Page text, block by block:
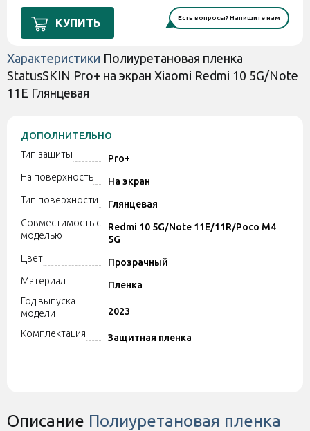
КУПИТЬ Есть вопросы? Напишите нам
Характеристики Полиуретановая пленка
StatusSKIN Pro+ на экран Xiaomi Redmi 10 5G/Note
11E Глянцевая
ДОПОЛНИТЕЛЬНО
Тип защиты
Pro+
На поверхность
На экран
Тип поверхности
Глянцевая
Совместимость с
моделью
Redmi 10 5G/Note 11E/11R/Poco M4
5G
Цвет
Прозрачный
Материал
Пленка
Год выпуска
модели
2023
Комплектация
Защитная пленка
Описание Полиуретановая пленка